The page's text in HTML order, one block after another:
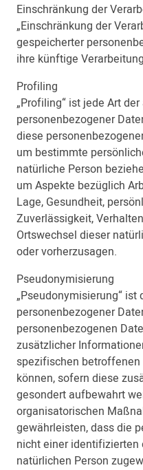
Einschränkung der
„Einschränkung der
gespeicherter
ihre künftige
Profiling
„Profiling“ ist jede Art
personenbezogener
diese
um bestimmte
natürliche Person
um Aspekte bezüglich
Lage, Gesundheit,
Zuverlässigkeit,
Ortswechsel dieser
oder vorherzusagen.
Pseudonymisierung
„Pseudonymisierung“ ist
personenbezogener
personenbezogenen
zusätzlicher
spezifischen betroffenen
können, sofern diese
gesondert aufbewahrt
organisatorischen
gewährleisten, dass die
nicht einer
natürlichen Person